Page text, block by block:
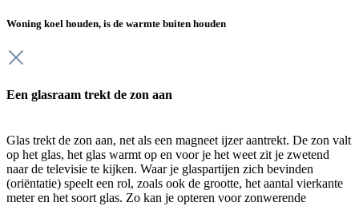
Woning koel houden, is de warmte buiten houden
Een glasraam trekt de zon aan
Glas trekt de zon aan, net als een magneet ijzer aantrekt. De zon valt
op het glas, het glas warmt op en voor je het weet zit je zwetend
naar de televisie te kijken. Waar je glaspartijen zich bevinden
(oriëntatie) speelt een rol, zoals ook de grootte, het aantal vierkante
meter en het soort glas. Zo kan je opteren voor zonwerende